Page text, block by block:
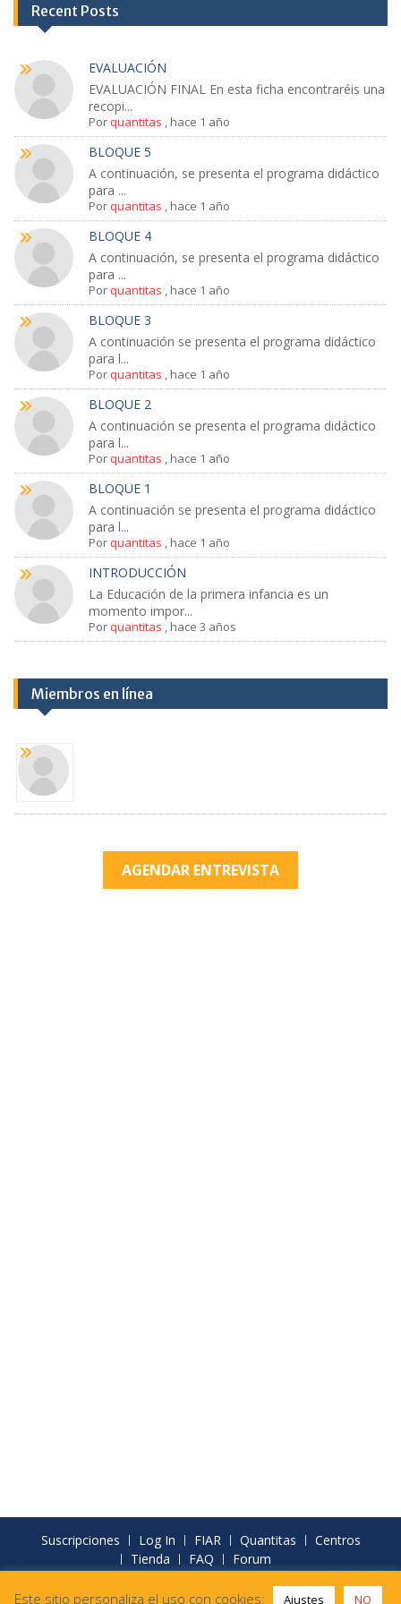
Recent Posts
EVALUACIÓN
EVALUACIÓN FINAL En esta ficha encontraréis una
recopi...
Porquantitas , hace 1 año
BLOQUE 5
A continuación, se presenta el programa didáctico
para ...
Porquantitas , hace 1 año
BLOQUE 4
A continuación, se presenta el programa didáctico
para ...
Porquantitas , hace 1 año
BLOQUE 3
A continuación se presenta el programa didáctico
para l...
Porquantitas , hace 1 año
BLOQUE 2
A continuación se presenta el programa didáctico
para l...
Porquantitas , hace 1 año
BLOQUE 1
A continuación se presenta el programa didáctico
para l...
Porquantitas , hace 1 año
INTRODUCCIÓN
La Educación de la primera infancia es un
momento impor...
Porquantitas , hace 3 años
Miembros en línea
AGENDAR ENTREVISTA
Suscripciones Log In FIAR Quantitas
Centros
Tienda
FAQ
Forum
Este sitio personaliza el uso con cookies: Ajustes NO